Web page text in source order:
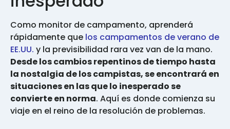
Como monitor de campamento, aprenderá
rápidamente que los campamentos de verano de
EE.UU. y la previsibilidad rara vez van de la mano.
Desde los cambios repentinos de tiempo hasta
la nostalgia de los campistas, se encontrará en
situaciones en las que lo inesperado se
convierte en norma. Aquí es donde comienza su
viaje en el reino de la resolución de problemas.